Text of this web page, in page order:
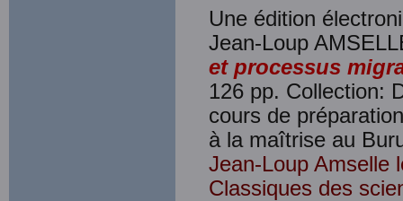
Une édition
Jean-Loup
et processus
126 pp. Collection:
cours de
à la maîtrise au
Jean-Loup Amselle
Classiques des